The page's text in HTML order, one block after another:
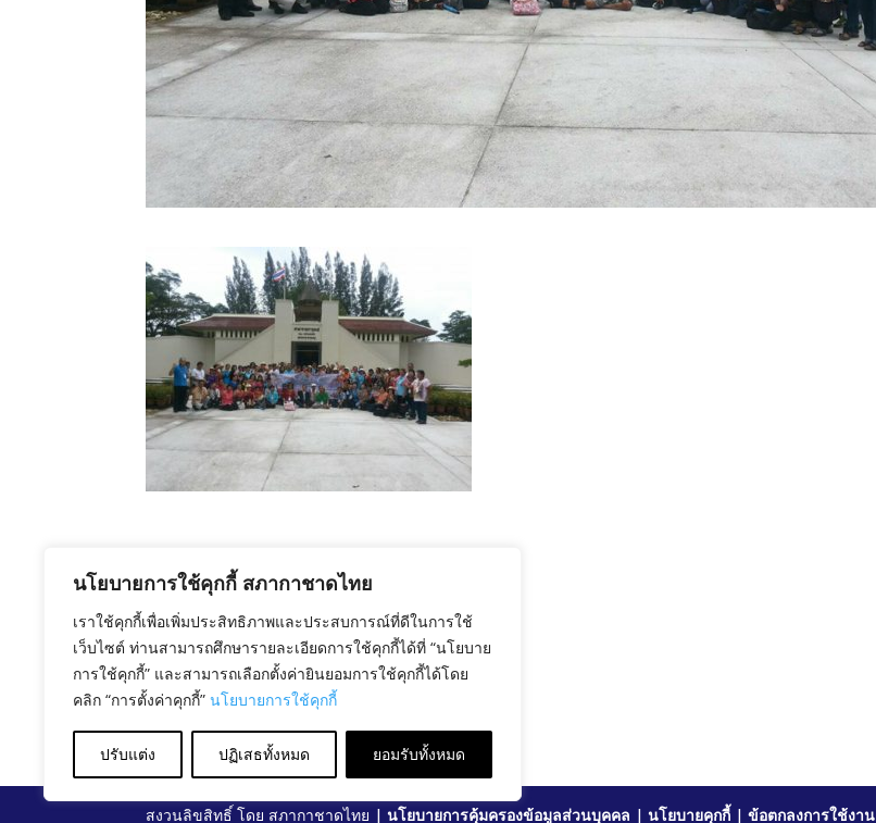
นโยบายการใช้คุกกี้ สภากาชาดไทย
เราใช้คุกกี้เพื่อเพิ่มประสิทธิภาพและประสบการณ์ที่ดีในการใช้
เว็บไซต์ ท่านสามารถศึกษารายละเอียดการใช้คุกกี้ได้ที่ “นโยบาย
การใช้คุกกี้” และสามารถเลือกตั้งค่ายินยอมการใช้คุกกี้ได้โดย
คลิก “การตั้งค่าคุกกี้” นโยบายการใช้คุกกี้
ปรับแต่ง ปฏิเสธทั้งหมด ยอมรับทั้งหมด
สงวนลิขสิทธิ์ โดย สภากาชาดไทย |นโยบายการคุ้มครองข้อมูลส่วนบุคคล |นโยบายคุกกี้ |ข้อตกลงการใช้งาน